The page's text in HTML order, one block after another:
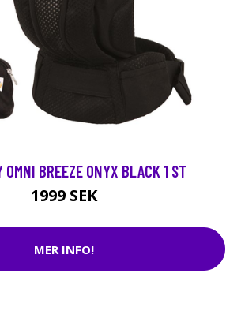
OMNI BREEZE ONYX BLACK 1 ST
1999 SEK
MER INFO!